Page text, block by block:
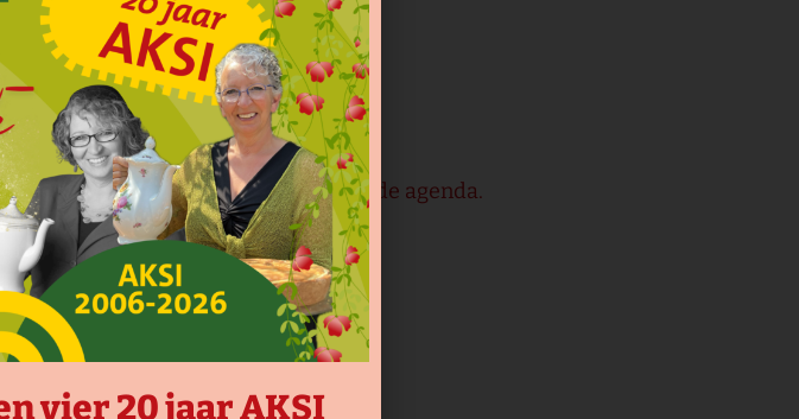
of andere culturele activiteiten op de agenda.
vier 20 jaar AKSI